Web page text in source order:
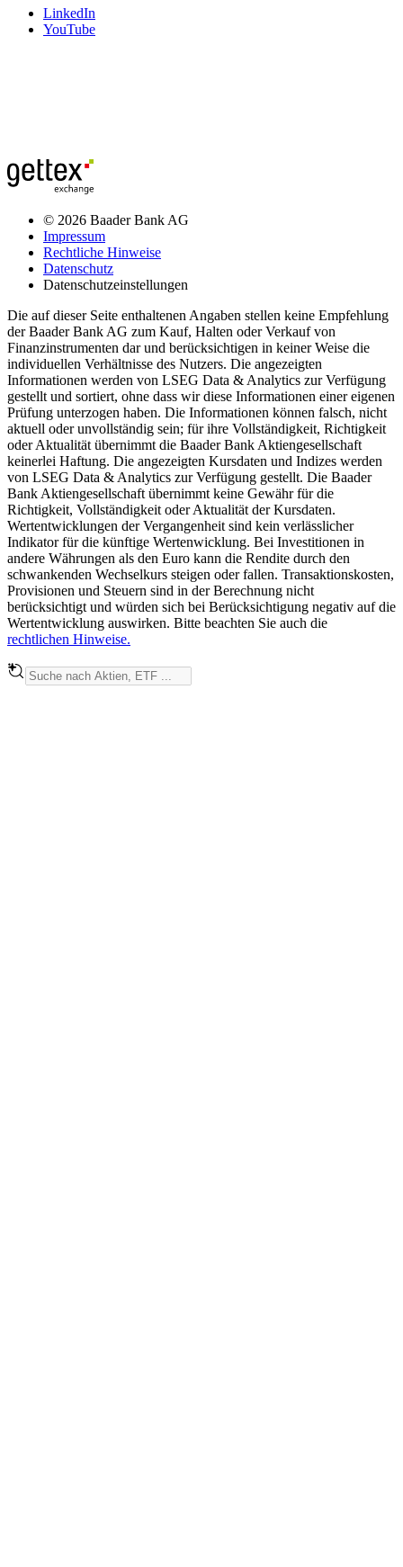
LinkedIn
YouTube
© 2026 Baader Bank AG
Impressum
Rechtliche Hinweise
Datenschutz
Datenschutzeinstellungen
Die auf dieser Seite enthaltenen Angaben stellen keine Empfehlung
der Baader Bank AG zum Kauf, Halten oder Verkauf von
Finanzinstrumenten dar und berücksichtigen in keiner Weise die
individuellen Verhältnisse des Nutzers. Die angezeigten
Informationen werden von LSEG Data & Analytics zur Verfügung
gestellt und sortiert, ohne dass wir diese Informationen einer eigenen
Prüfung unterzogen haben. Die Informationen können falsch, nicht
aktuell oder unvollständig sein; für ihre Vollständigkeit, Richtigkeit
oder Aktualität übernimmt die Baader Bank Aktiengesellschaft
keinerlei Haftung. Die angezeigten Kursdaten und Indizes werden
von LSEG Data & Analytics zur Verfügung gestellt. Die Baader
Bank Aktiengesellschaft übernimmt keine Gewähr für die
Richtigkeit, Vollständigkeit oder Aktualität der Kursdaten.
Wertentwicklungen der Vergangenheit sind kein verlässlicher
Indikator für die künftige Wertenwicklung. Bei Investitionen in
andere Währungen als den Euro kann die Rendite durch den
schwankenden Wechselkurs steigen oder fallen. Transaktionskosten,
Provisionen und Steuern sind in der Berechnung nicht
berücksichtigt und würden sich bei Berücksichtigung negativ auf die
Wertentwicklung auswirken. Bitte beachten Sie auch die
rechtlichen Hinweise.